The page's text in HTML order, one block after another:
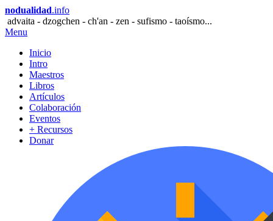
nodualidad.info
advaita - dzogchen - ch'an - zen - sufismo - taoísmo...
Menu
Inicio
Intro
Maestros
Libros
Artículos
Colaboración
Eventos
+ Recursos
Donar